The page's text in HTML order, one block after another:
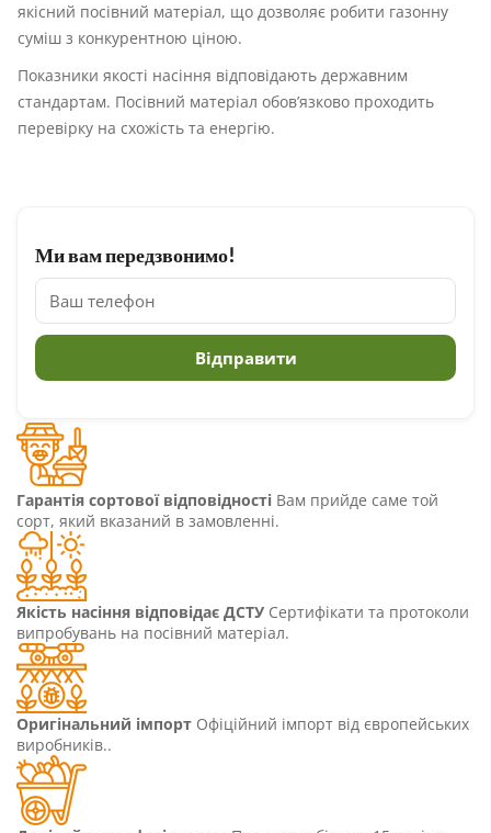
якісний посівний матеріал, що дозволяє робити газонну
суміш з конкурентною ціною.
Показники якості насіння відповідають державним
стандартам. Посівний матеріал обов’язково проходить
перевірку на схожість та енергію.
Ми вам передзвонимо!
Гарантія сортової відповідності Вам прийде саме той
сорт, який вказаний в замовленні.
Якість насіння відповідає ДСТУ Сертифікати та протоколи
випробувань на посівний матеріал.
Оригінальний імпорт Офіційний імпорт від європейських
виробників..